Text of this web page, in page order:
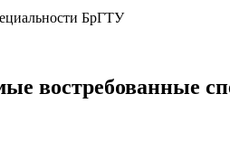
БрГТУ
востребованные